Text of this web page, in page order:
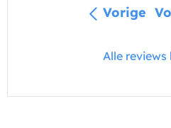
Vorige
Alle reviews